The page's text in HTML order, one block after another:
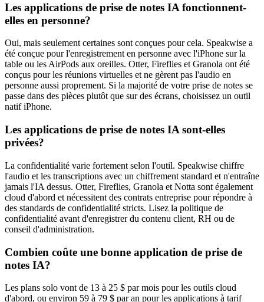
Les applications de prise de notes IA fonctionnent-
elles en personne?
Oui, mais seulement certaines sont conçues pour cela. Speakwise a
été conçue pour l'enregistrement en personne avec l'iPhone sur la
table ou les AirPods aux oreilles. Otter, Fireflies et Granola ont été
conçus pour les réunions virtuelles et ne gèrent pas l'audio en
personne aussi proprement. Si la majorité de votre prise de notes se
passe dans des pièces plutôt que sur des écrans, choisissez un outil
natif iPhone.
Les applications de prise de notes IA sont-elles
privées?
La confidentialité varie fortement selon l'outil. Speakwise chiffre
l'audio et les transcriptions avec un chiffrement standard et n'entraîne
jamais l'IA dessus. Otter, Fireflies, Granola et Notta sont également
cloud d'abord et nécessitent des contrats entreprise pour répondre à
des standards de confidentialité stricts. Lisez la politique de
confidentialité avant d'enregistrer du contenu client, RH ou de
conseil d'administration.
Combien coûte une bonne application de prise de
notes IA?
Les plans solo vont de 13 à 25 $ par mois pour les outils cloud
d'abord, ou environ 59 à 79 $ par an pour les applications à tarif